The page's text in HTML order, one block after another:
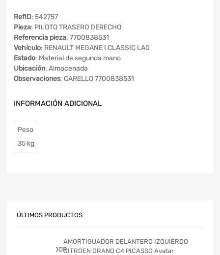
RefID: 542757
Pieza: PILOTO TRASERO DERECHO
Referencia pieza: 7700838531
Vehículo: RENAULT MEGANE I CLASSIC LA0
Estado: Material de segunda mano
Ubicación: Almacenada
Observaciones: CARELLO 7700838531
INFORMACIÓN ADICIONAL
Peso
35 kg
ÚLTIMOS PRODUCTOS
AMORTIGUADOR DELANTERO IZQUIERDO
CITROEN GRAND C4 PICASSO Avatar